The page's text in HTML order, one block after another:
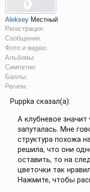
Aleksey Местный
Регистрация:
Сообщения:
Фото и видео:
Альбомы:
Симпатии:
Баллы:
Регион:
Puppka сказал(а):
А клубневое
запуталась. Мне
структура похожа
решила, что они
оставить, то на
цветочки так
Нажмите, чтобы